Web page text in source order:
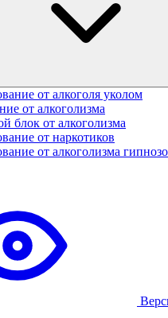
от алкоголя уколом
от алкоголизма
блок от алкоголизма
от наркотиков
от алкоголизма